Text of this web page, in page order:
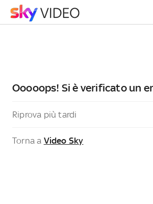
Ooooops! Si è verificato un
Riprova più tardi
Torna a Video Sky